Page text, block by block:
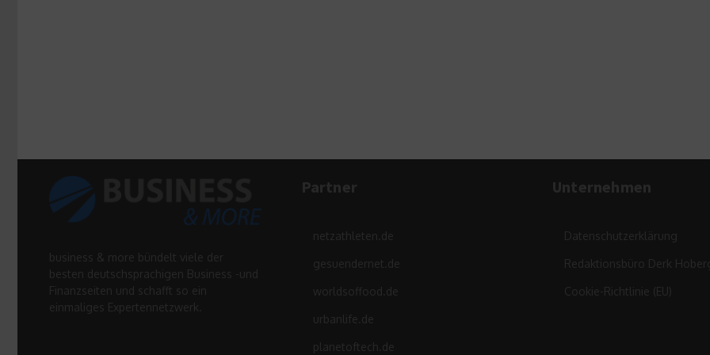
business & more bündelt viele der
besten deutschsprachigen Business -und
Finanzseiten und schafft so ein
einmaliges Expertennetzwerk.
Partner
netzathleten.de
gesuendernet.de
worldsoffood.de
urbanlife.de
planetoftech.de
Unternehmen
Datenschutzerklärung
Redaktionsbüro Derk
Cookie-Richtlinie (EU)